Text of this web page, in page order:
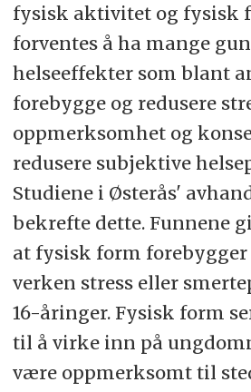
fysisk aktivitet og fysisk
forventes å ha mange
helseeffekter som blant
forebygge og redusere
oppmerksomhet og
redusere subjektive
Studiene i Østerås'
bekrefte dette. Funnene
at fysisk form forebygger
verken stress eller
16-åringer. Fysisk form
til å virke inn på
være oppmerksomt til